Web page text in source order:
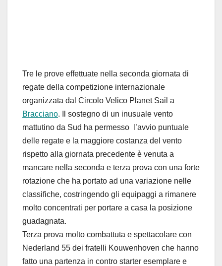
Tre le prove effettuate nella seconda giornata di
regate della competizione internazionale
organizzata dal Circolo Velico Planet Sail a
Bracciano. Il sostegno di un inusuale vento
mattutino da Sud ha permesso l’avvio puntuale
delle regate e la maggiore costanza del vento
rispetto alla giornata precedente è venuta a
mancare nella seconda e terza prova con una forte
rotazione che ha portato ad una variazione nelle
classifiche, costringendo gli equipaggi a rimanere
molto concentrati per portare a casa la posizione
guadagnata.
Terza prova molto combattuta e spettacolare con
Nederland 55 dei fratelli Kouwenhoven che hanno
fatto una partenza in contro starter esemplare e